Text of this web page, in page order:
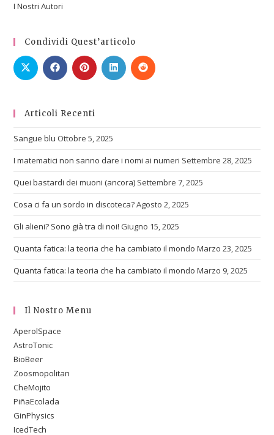
I Nostri Autori
Condividi Quest’articolo
Articoli Recenti
Sangue blu Ottobre 5, 2025
I matematici non sanno dare i nomi ai numeri Settembre 28, 2025
Quei bastardi dei muoni (ancora) Settembre 7, 2025
Cosa ci fa un sordo in discoteca?Agosto 2, 2025
Gli alieni? Sono già tra di noi! Giugno 15, 2025
Quanta fatica: la teoria che ha cambiato il mondo Marzo 23, 2025
Quanta fatica: la teoria che ha cambiato il mondo Marzo 9, 2025
Il Nostro Menu
AperolSpace
AstroTonic
BioBeer
Zoosmopolitan
CheMojito
PiñaEcolada
GinPhysics
IcedTech